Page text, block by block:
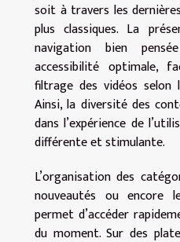
soit à travers les
plus classiques. La
navigation bien
accessibilité optimale,
filtrage des vidéos selon
Ainsi, la diversité des
dans l’expérience de
différente et stimulante.
L’organisation des
nouveautés ou encore
permet d’accéder
du moment. Sur des